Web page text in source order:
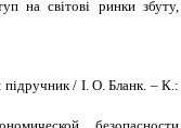
на світові ринки збуту,
підручник / І. О. Бланк. – К.: